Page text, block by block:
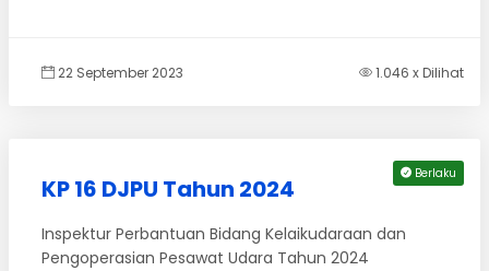
22 September 2023 1.046 x Dilihat
Berlaku
KP 16 DJPU Tahun 2024
Inspektur Perbantuan Bidang Kelaikudaraan dan
Pengoperasian Pesawat Udara Tahun 2024